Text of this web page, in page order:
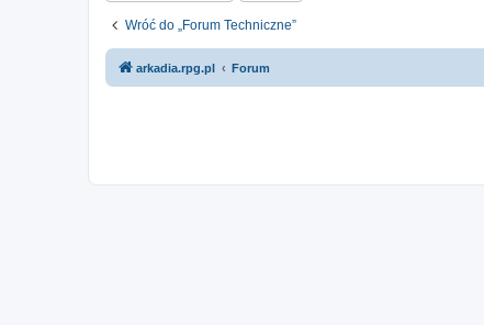
Wróć do „Forum Techniczne”
arkadia.rpg.pl Forum